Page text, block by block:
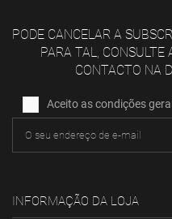
PODE CANCELAR A
PARA TAL, CONSULTE
CONTACTO NA
Aceito as condições
INFORMAÇÃO DA LOJA